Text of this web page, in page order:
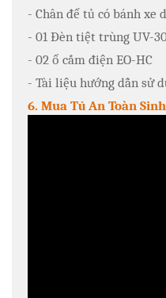
- Chân để tủ có bánh xe
- 01 Đèn tiệt trùng UV-
- 02 ổ cắm điện EO-HC
- Tài liệu hướng dẫn sử
6. Mua Tủ An Toàn